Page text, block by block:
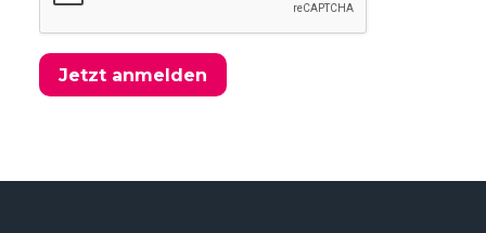
Jetzt anmelden